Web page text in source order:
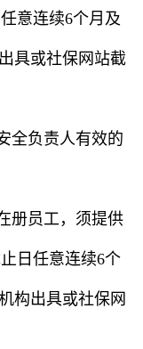
意连续6个月及
具或社保网站截
全负责人有效的
册员工，须提供
日任意连续6个
构出具或社保网